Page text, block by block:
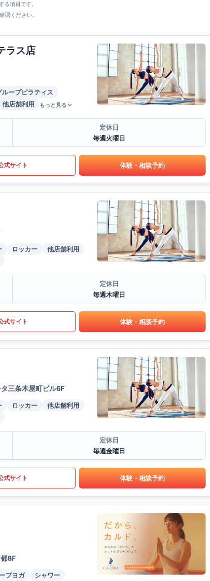
項目です。
認ください。
ラス店
ループピラティス
他店舗利用 もっと見る
定休日
毎週火曜日
式サイト 体験・相談予約
ロッカー
他店舗利用
定休日
毎週木曜日
式サイト 体験・相談予約
三条木屋町ビル6F
ロッカー
他店舗利用
定休日
毎週金曜日
式サイト 体験・相談予約
8F
プヨガ シャワー